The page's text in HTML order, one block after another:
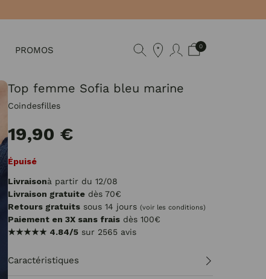
PROMOS 0
Top femme Sofia bleu marine
Coindesfilles
19,90 €
Épuisé
Livraisonà partir du 12/08
Livraison gratuite dès 70€
Retours gratuits sous 14 jours (voir les conditions)
Paiement en 3X sans frais dès 100€
★★★★★ 4.84/5 sur 2565 avis
Caractéristiques